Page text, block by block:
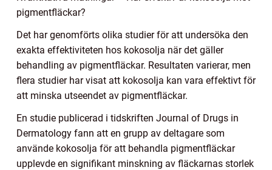
pigmentfläckar?
Det har genomförts olika studier för att undersöka den
exakta effektiviteten hos kokosolja när det gäller
behandling av pigmentfläckar. Resultaten varierar, men
flera studier har visat att kokosolja kan vara effektivt för
att minska utseendet av pigmentfläckar.
En studie publicerad i tidskriften Journal of Drugs in
Dermatology fann att en grupp av deltagare som
använde kokosolja för att behandla pigmentfläckar
upplevde en signifikant minskning av fläckarnas storlek